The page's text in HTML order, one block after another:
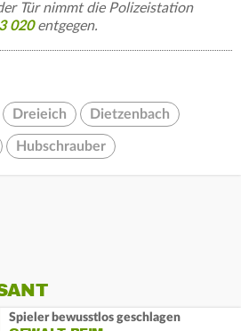
Tür nimmt die Polizeistation
020entgegen.
Dreieich Dietzenbach
Hubschrauber
Spieler bewusstlos geschlagen